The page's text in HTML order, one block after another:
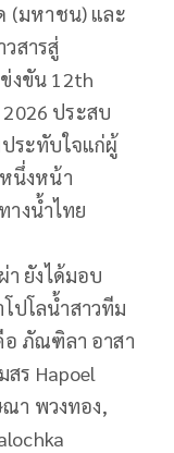
(มหาชน) และ
สารสู่
งขัน 12th
2026 ประสบ
ประทับใจแก่ผู้
นึ่งหน้า
างน้ำไทย
า ยังได้มอบ
ปโลน้ำสาวทีม
อ ภัณฑิลา อาสา
ร Hapoel
ณา พวงทอง,